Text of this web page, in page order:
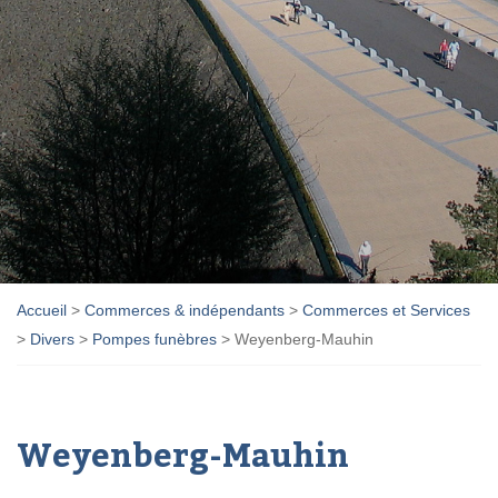
Accueil > Commerces & indépendants > Commerces et Services
> Divers > Pompes funèbres > Weyenberg-Mauhin
Weyenberg-Mauhin